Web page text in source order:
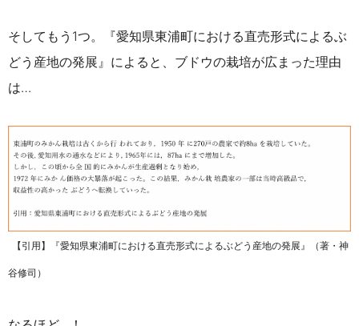
そしてもう1つ。『愛知県東浦町における直売形式によるぶ
どう産地の発展』によると、ブドウの栽培が広まった理由
は…
【引用】 『愛知県東浦町における直売形式によるぶどう産地の発展』（著・神
谷修司）